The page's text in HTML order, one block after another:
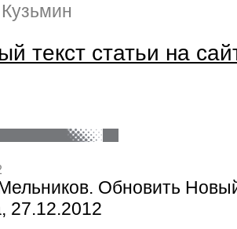
текст статьи на
Обновить
27.12.2012